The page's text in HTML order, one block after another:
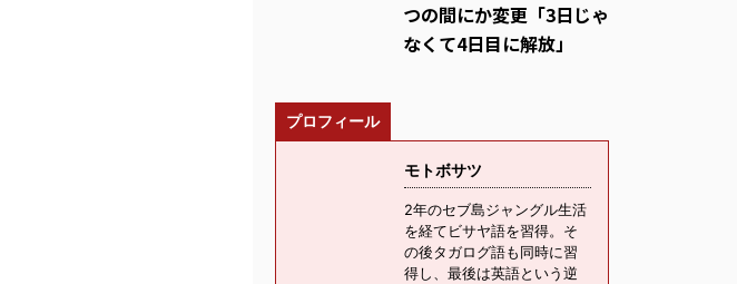
つの間にか変更「3日じゃ
なくて4日目に解放」
プロフィール
モトボサツ
2年のセブ島ジャングル生活
を経てビサヤ語を習得。そ
の後タガログ語も同時に習
得し、最後は英語という逆